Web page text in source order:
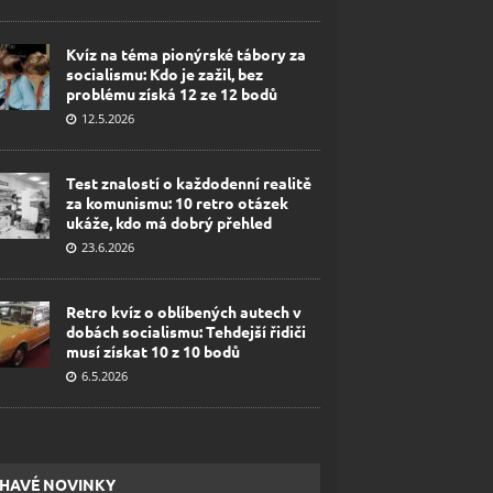
Kvíz na téma pionýrské tábory za
socialismu: Kdo je zažil, bez
problému získá 12 ze 12 bodů
12.5.2026
Test znalostí o každodenní realitě
za komunismu: 10 retro otázek
ukáže, kdo má dobrý přehled
23.6.2026
Retro kvíz o oblíbených autech v
dobách socialismu: Tehdejší řidiči
musí získat 10 z 10 bodů
6.5.2026
NOVINKY